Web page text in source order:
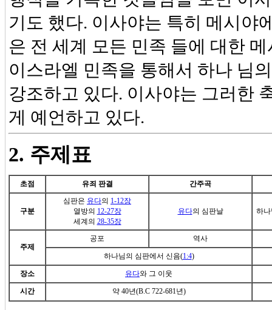
기도 했다. 이사야는 특히 메시야
은 전 세계 모든 민족 들에 대한
이스라엘 민족을 통해서 하나 님
강조하고 있다. 이사야는 그러한
게 예언하고 있다.
2. 주제표
초점 유죄 판결 간주곡
구분
심판은 유다의 1-12장
열방의 12-27장
세계의 28-35장
유다의 심판날 하
주제
공포 역사
하나님의 심판에서 신음(1:4)
장소 유다와 그 이웃
시간 약 40년(B.C 722-681년)